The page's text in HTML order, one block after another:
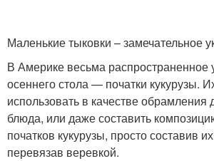
Маленькие тыковки – замечательное
В Америке весьма распространенное
осеннего стола — початки кукурузы.
использовать в качестве обрамления
блюда, или даже составить
початков кукурузы, просто составив
перевязав веревкой.